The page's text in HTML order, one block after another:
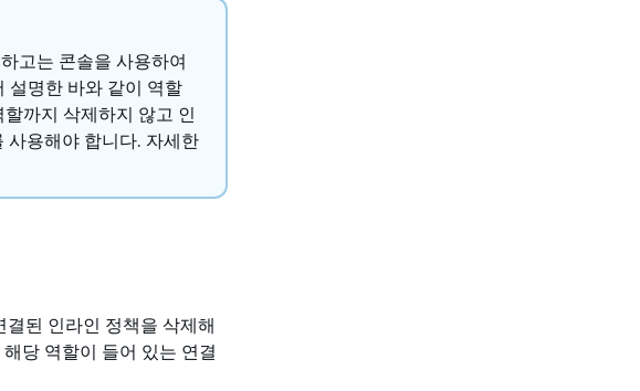
고는 콘솔을 사용하여
설명한 바와 같이 역할
까지 삭제하지 않고 인
사용해야 합니다. 자세한
결된 인라인 정책을 삭제해
당 역할이 들어 있는 연결